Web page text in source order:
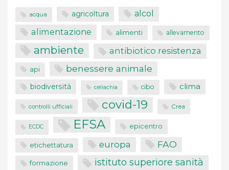
acqua agricoltura alcol
alimentazione alimenti allevamento
ambiente antibiotico resistenza
api benessere animale
biodiversità celiachia cibo clima
controlli ufficiali covid-19 Crea
ECDC EFSA epicentro
etichettatura europa FAO
formazione istituto superiore sanità